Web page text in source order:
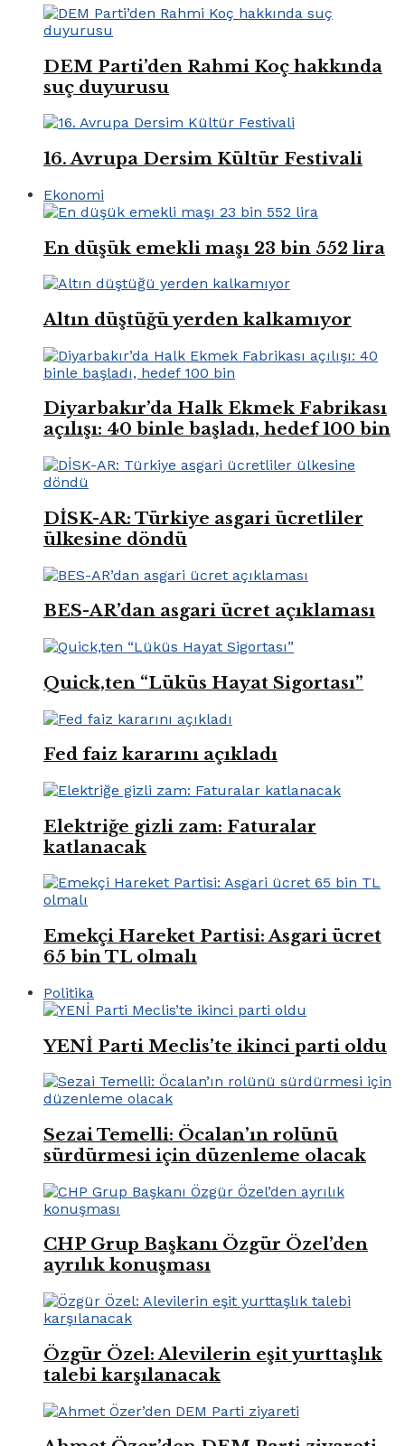
DEM Parti’den Rahmi Koç hakkında
suç duyurusu
16. Avrupa Dersim Kültür Festivali
Ekonomi
En düşük emekli maşı 23 bin 552 lira
Altın düştüğü yerden kalkamıyor
Diyarbakır’da Halk Ekmek Fabrikası
açılışı: 40 binle başladı, hedef 100 bin
DİSK-AR: Türkiye asgari ücretliler
ülkesine döndü
BES-AR’dan asgari ücret açıklaması
Quick,ten “Lüküs Hayat Sigortası”
Fed faiz kararını açıkladı
Elektriğe gizli zam: Faturalar
katlanacak
Emekçi Hareket Partisi: Asgari ücret
65 bin TL olmalı
Politika
YENİ Parti Meclis’te ikinci parti oldu
Sezai Temelli: Öcalan’ın rolünü
sürdürmesi için düzenleme olacak
CHP Grup Başkanı Özgür Özel’den
ayrılık konuşması
Özgür Özel: Alevilerin eşit yurttaşlık
talebi karşılanacak